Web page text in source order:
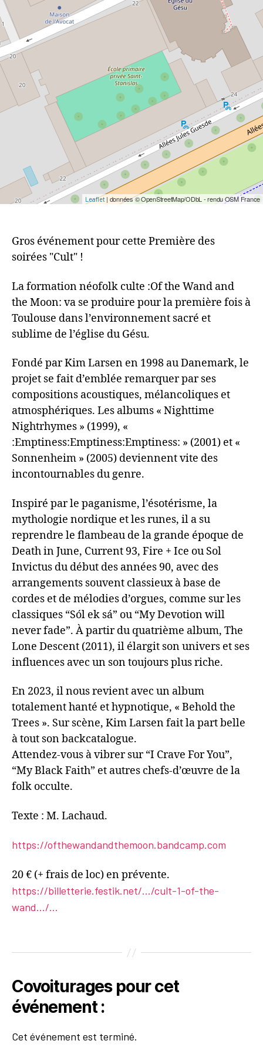
Leaflet| données © OpenStreetMap/ODbL - rendu OSM France
Gros événement pour cette Première des
soirées "Cult" !
La formation néofolk culte :Of the Wand and
the Moon: va se produire pour la première fois à
Toulouse dans l’environnement sacré et
sublime de l’église du Gésu.
Fondé par Kim Larsen en 1998 au Danemark, le
projet se fait d’emblée remarquer par ses
compositions acoustiques, mélancoliques et
atmosphériques. Les albums « Nighttime
Nightrhymes » (1999), «
:Emptiness:Emptiness:Emptiness: » (2001) et «
Sonnenheim » (2005) deviennent vite des
incontournables du genre.
Inspiré par le paganisme, l’ésotérisme, la
mythologie nordique et les runes, il a su
reprendre le flambeau de la grande époque de
Death in June, Current 93, Fire + Ice ou Sol
Invictus du début des années 90, avec des
arrangements souvent classieux à base de
cordes et de mélodies d’orgues, comme sur les
classiques “Sól ek sá” ou “My Devotion will
never fade”. À partir du quatrième album, The
Lone Descent (2011), il élargit son univers et ses
influences avec un son toujours plus riche.
En 2023, il nous revient avec un album
totalement hanté et hypnotique, « Behold the
Trees ». Sur scène, Kim Larsen fait la part belle
à tout son backcatalogue.
Attendez-vous à vibrer sur “I Crave For You”,
“My Black Faith” et autres chefs-d’œuvre de la
folk occulte.
Texte : M. Lachaud.
https://ofthewandandthemoon.bandcamp.com
20 € (+ frais de loc) en prévente.
https://billetterie.festik.net/.../cult-1-of-the-
wand.../...
Covoiturages pour cet
événement :
Cet événement est terminé.